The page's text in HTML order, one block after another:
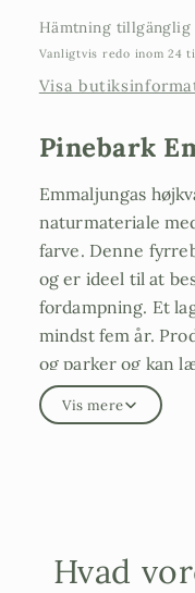
Hämtning tillgänglig
Vanligtvis redo inom 24
Visa
Pinebark
Emmaljungas
naturmateriale
farve. Denne
og er ideel til at
fordampning. Et
mindst fem år.
og parker og kan
træer, omkring
Vis mere
Hvad